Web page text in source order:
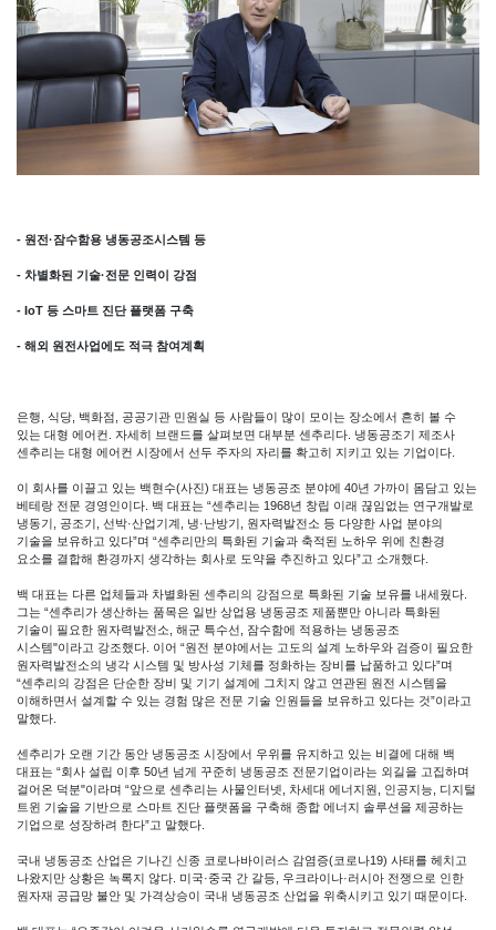
- 원전·잠수함용 냉동공조시스템 등
- 차별화된 기술·전문 인력이 강점
- IoT 등 스마트 진단 플랫폼 구축
- 해외 원전사업에도 적극 참여계획
은행, 식당, 백화점, 공공기관 민원실 등 사람들이 많이 모이는 장소에서 흔히 볼 수
있는 대형 에어컨. 자세히 브랜드를 살펴보면 대부분 센추리다. 냉동공조기 제조사
센추리는 대형 에어컨 시장에서 선두 주자의 자리를 확고히 지키고 있는 기업이다.
이 회사를 이끌고 있는 백현수(사진) 대표는 냉동공조 분야에 40년 가까이 몸담고 있는
베테랑 전문 경영인이다. 백 대표는 “센추리는 1968년 창립 이래 끊임없는 연구개발로
냉동기, 공조기, 선박·산업기계, 냉·난방기, 원자력발전소 등 다양한 사업 분야의
기술을 보유하고 있다”며 “센추리만의 특화된 기술과 축적된 노하우 위에 친환경
요소를 결합해 환경까지 생각하는 회사로 도약을 추진하고 있다”고 소개했다.
백 대표는 다른 업체들과 차별화된 센추리의 강점으로 특화된 기술 보유를 내세웠다.
그는 “센추리가 생산하는 품목은 일반 상업용 냉동공조 제품뿐만 아니라 특화된
기술이 필요한 원자력발전소, 해군 특수선, 잠수함에 적용하는 냉동공조
시스템"이라고 강조했다. 이어 “원전 분야에서는 고도의 설계 노하우와 검증이 필요한
원자력발전소의 냉각 시스템 및 방사성 기체를 정화하는 장비를 납품하고 있다”며
“센추리의 강점은 단순한 장비 및 기기 설계에 그치지 않고 연관된 원전 시스템을
이해하면서 설계할 수 있는 경험 많은 전문 기술 인원들을 보유하고 있다는 것”이라고
말했다.
센추리가 오랜 기간 동안 냉동공조 시장에서 우위를 유지하고 있는 비결에 대해 백
대표는 “회사 설립 이후 50년 넘게 꾸준히 냉동공조 전문기업이라는 외길을 고집하며
걸어온 덕분"이라며 “앞으로 센추리는 사물인터넷, 차세대 에너지원, 인공지능, 디지털
트윈 기술을 기반으로 스마트 진단 플랫폼을 구축해 종합 에너지 솔루션을 제공하는
기업으로 성장하려 한다”고 말했다.
국내 냉동공조 산업은 기나긴 신종 코로나바이러스 감염증(코로나19) 사태를 헤치고
나왔지만 상황은 녹록지 않다. 미국·중국 간 갈등, 우크라이나·러시아 전쟁으로 인한
원자재 공급망 불안 및 가격상승이 국내 냉동공조 산업을 위축시키고 있기 때문이다.